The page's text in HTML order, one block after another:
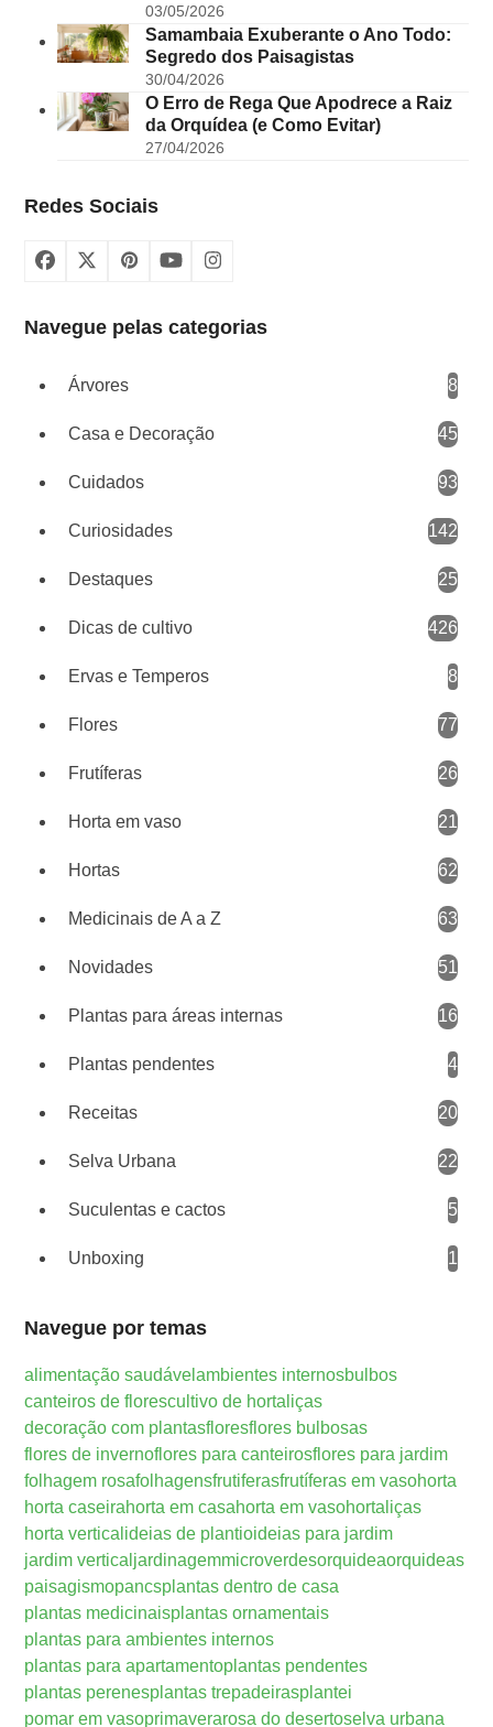
03/05/2026
Samambaia Exuberante o Ano Todo:
Segredo dos Paisagistas
30/04/2026
O Erro de Rega Que Apodrece a Raiz
da Orquídea (e Como Evitar)
27/04/2026
Redes Sociais
Facebook
X Pinterest
YouTubeInstagram
Navegue pelas categorias
Árvores 8
Casa e Decoração 45
Cuidados 93
Curiosidades 142
Destaques 25
Dicas de cultivo 426
Ervas e Temperos 8
Flores 77
Frutíferas 26
Horta em vaso 21
Hortas 62
Medicinais de A a Z 63
Novidades 51
Plantas para áreas internas 16
Plantas pendentes 4
Receitas 20
Selva Urbana 22
Suculentas e cactos 5
Unboxing 1
Navegue por temas
alimentação saudávelambientes internosbulbos
canteiros de florescultivo de hortaliças
decoração com plantasfloresflores bulbosas
flores de invernoflores para canteirosflores para jardim
folhagem rosafolhagensfrutiferasfrutíferas em vasohorta
horta caseirahorta em casahorta em vasohortaliças
horta vertical ideias de plantioideias para jardim
jardim vertical jardinagemmicroverdesorquideaorquideas
paisagismopancsplantas dentro de casa
plantas medicinaisplantas ornamentais
plantas para ambientes internos
plantas para apartamentoplantas pendentes
plantas perenesplantas trepadeirasplantei
pomar em vasoprimaverarosa do desertoselva urbana